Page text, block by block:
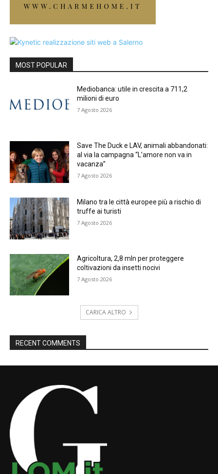
MOST POPULAR
Mediobanca: utile in crescita a 711,2
milioni di euro
7 Agosto 2026
Save The Duck e LAV, animali abbandonati:
al via la campagna “L’amore non va in
vacanza”
7 Agosto 2026
Milano tra le città europee più a rischio di
truffe ai turisti
7 Agosto 2026
Agricoltura, 2,8 mln per proteggere
coltivazioni da insetti nocivi
7 Agosto 2026
CARICA ALTRO
RECENT COMMENTS